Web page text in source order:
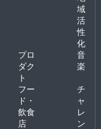
域
活
性
化
プロ
ダク
ト
音
楽
フー
ド・
飲食
店
チ
ャ
レ
ン